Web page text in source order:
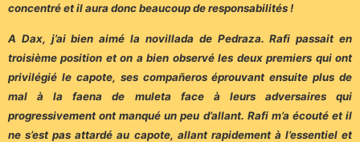
concentré et il aura donc beaucoup de responsabilités !
A Dax, j’ai bien aimé la novillada de Pedraza. Rafi passait en
troisième position et on a bien observé les deux premiers qui ont
privilégié le capote, ses compañeros éprouvant ensuite plus de
mal à la faena de muleta face à leurs adversaires qui
progressivement ont manqué un peu d’allant. Rafi m’a écouté et il
ne s’est pas attardé au capote, allant rapidement à l’essentiel et